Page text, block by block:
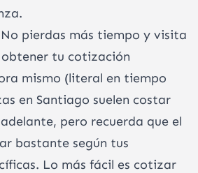
pierdas más tiempo y visita
tu cotización
mismo (literal en tiempo
en Santiago suelen costar
pero recuerda que el
bastante según tus
Lo más fácil es cotizar